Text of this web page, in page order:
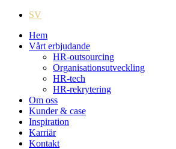
SV
Hem
Vårt erbjudande
HR-outsourcing
Organisationsutveckling
HR-tech
HR-rekrytering
Om oss
Kunder & case
Inspiration
Karriär
Kontakt